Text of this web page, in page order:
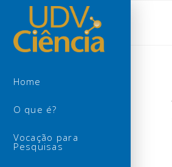
Home
O que é?
Vocação para
Pesquisas